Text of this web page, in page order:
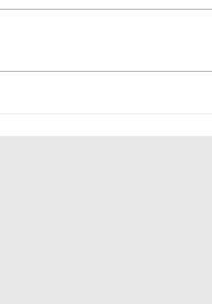
) 本日